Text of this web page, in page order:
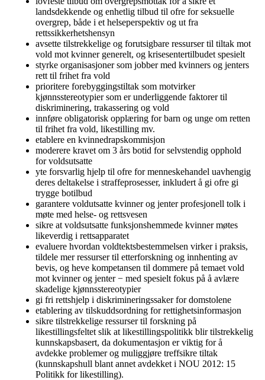
landsdekkende og enhetlig tilbud til ofre for seksuelle
overgrep, både i et helseperspektiv og ut fra
rettssikkerhetshensyn
avsette tilstrekkelige og forutsigbare ressurser til tiltak mot
vold mot kvinner generelt, og krisesentertilbudet spesielt
styrke organisasjoner som jobber med kvinners og jenters
rett til frihet fra vold
prioritere forebyggingstiltak som motvirker
kjønnsstereotypier som er underliggende faktorer til
diskriminering, trakassering og vold
innføre obligatorisk opplæring for barn og unge om retten
til frihet fra vold, likestilling mv.
etablere en kvinnedrapskommisjon
moderere kravet om 3 års botid for selvstendig opphold
for voldsutsatte
yte forsvarlig hjelp til ofre for menneskehandel uavhengig
deres deltakelse i straffeprosesser, inkludert å gi ofre gi
trygge botilbud
garantere voldutsatte kvinner og jenter profesjonell tolk i
møte med helse- og rettsvesen
sikre at voldsutsatte funksjonshemmede kvinner møtes
likeverdig i rettsapparatet
evaluere hvordan voldtektsbestemmelsen virker i praksis,
tildele mer ressurser til etterforskning og innhenting av
bevis, og heve kompetansen til dommere på temaet vold
mot kvinner og jenter − med spesielt fokus på å avlære
skadelige kjønnsstereotypier
gi fri rettshjelp i diskrimineringssaker for domstolene
etablering av tilskuddsordning for rettighetsinformasjon
sikre tilstrekkelige ressurser til forskning på
likestillingsfeltet slik at likestillingspolitikk blir tilstrekkelig
kunnskapsbasert, da dokumentasjon er viktig for å
avdekke problemer og muliggjøre treffsikre tiltak
(kunnskapshull blant annet avdekket i NOU 2012: 15
Politikk for likestilling).